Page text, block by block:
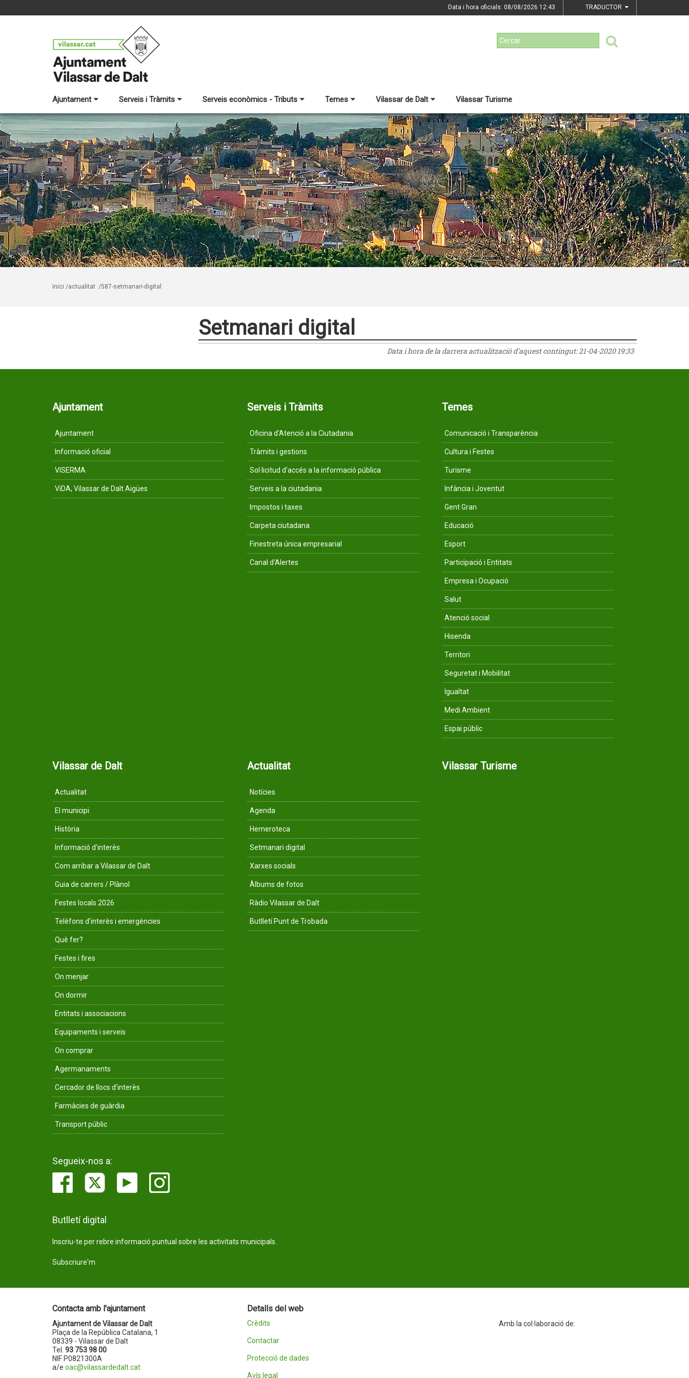
Data i hora oficials: 08/08/2026 12:43 TRADUCTOR
Ajuntament Serveis i Tràmits Serveis econòmics - Tributs Temes Vilassar de Dalt Vilassar Turisme
Inici /actualitat /587-setmanari-digital
Setmanari digital
Data i hora de la darrera actualització d'aquest contingut:21-04-2020 19:33
Ajuntament
Ajuntament
Informació oficial
VISERMA
ViDA, Vilassar de Dalt Aigües
Serveis i Tràmits
Oficina d'Atenció a la Ciutadania
Tràmits i gestions
Sol·licitud d'accés a la informació pública
Serveis a la ciutadania
Impostos i taxes
Carpeta ciutadana
Finestreta única empresarial
Canal d'Alertes
Temes
Comunicació i Transparència
Cultura i Festes
Turisme
Infància i Joventut
Gent Gran
Educació
Esport
Participació i Entitats
Empresa i Ocupació
Salut
Atenció social
Hisenda
Territori
Seguretat i Mobilitat
Igualtat
Medi Ambient
Espai públic
Vilassar de Dalt
Actualitat
El municipi
Història
Informació d'interès
Com arribar a Vilassar de Dalt
Guia de carrers / Plànol
Festes locals 2026
Telèfons d'interès i emergències
Què fer?
Festes i fires
On menjar
On dormir
Entitats i associacions
Equipaments i serveis
On comprar
Agermanaments
Cercador de llocs d'interès
Farmàcies de guàrdia
Transport públic
Actualitat
Notícies
Agenda
Hemeroteca
Setmanari digital
Xarxes socials
Àlbums de fotos
Ràdio Vilassar de Dalt
Butlletí Punt de Trobada
Vilassar Turisme
Segueix-nos a:
Butlletí digital
Inscriu-te per rebre informació puntual sobre les activitats municipals.
Subscriure'm
Contacta amb l'ajuntament
Ajuntament de Vilassar de Dalt
Plaça de la República Catalana, 1
08339 - Vilassar de Dalt
Tel. 93 753 98 00
NIF P0821300A
a/e oac@vilassardedalt.cat
Detalls del web
Crèdits
Contactar
Protecció de dades
Avís legal
Amb la col·laboració de: